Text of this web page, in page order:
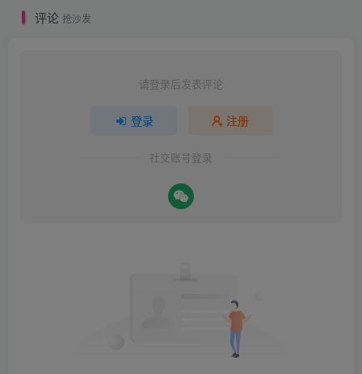
评论 抢沙发
请登录后发表评论
登录 注册
社交账号登录